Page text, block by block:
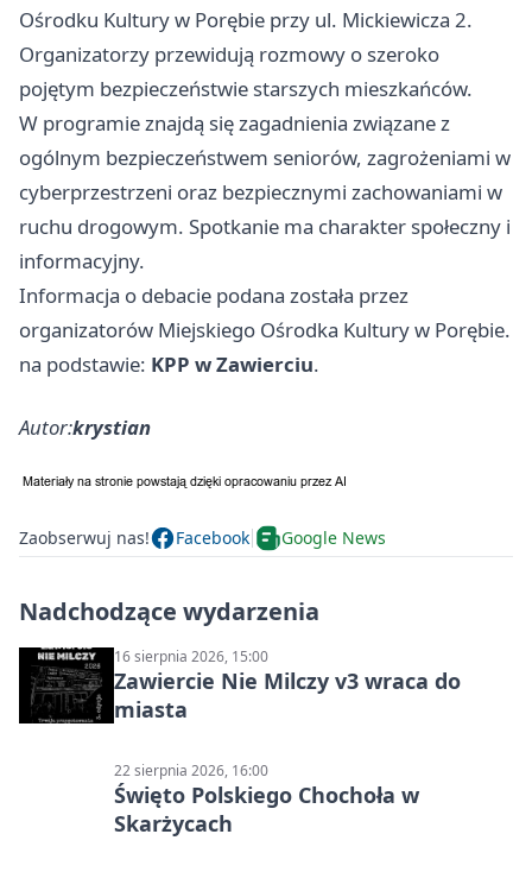
Ośrodku Kultury w Porębie przy ul. Mickiewicza 2.
Organizatorzy przewidują rozmowy o szeroko
pojętym bezpieczeństwie starszych mieszkańców.
W programie znajdą się zagadnienia związane z
ogólnym bezpieczeństwem seniorów, zagrożeniami w
cyberprzestrzeni oraz bezpiecznymi zachowaniami w
ruchu drogowym. Spotkanie ma charakter społeczny i
informacyjny.
Informacja o debacie podana została przez
organizatorów Miejskiego Ośrodka Kultury w Porębie.
na podstawie: KPP w Zawierciu.
Autor:krystian
Zaobserwuj nas! Facebook Google News
Nadchodzące wydarzenia
16 sierpnia 2026, 15:00
Zawiercie Nie Milczy v3 wraca do
miasta
22 sierpnia 2026, 16:00
Święto Polskiego Chochoła w
Skarżycach